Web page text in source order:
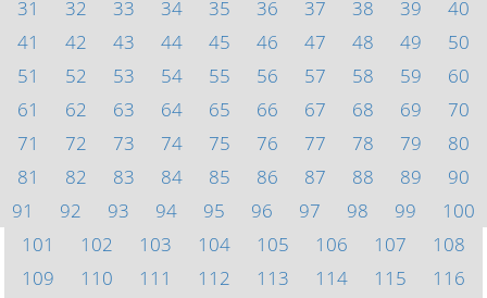
31
32 33 34 35 36 37 38 39
40
41
42 43 44 45 46 47 48 49
50
51
52 53 54 55 56 57 58 59
60
61
62 63 64 65 66 67 68 69
70
71
72 73 74 75 76 77 78 79
80
81
82 83 84 85 86 87 88 89
90
91
92 93 94 95 96 97 98 99
100
101
102 103 104 105 106 107
108
109
110 111 112 113 114 115
116